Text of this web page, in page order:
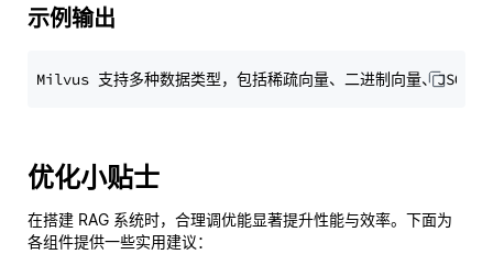
示例输出
优化小贴士
在搭建 RAG 系统时，合理调优能显著提升性能与效率。下面为
各组件提供一些实用建议：